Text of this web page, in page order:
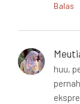
Balas
huu,